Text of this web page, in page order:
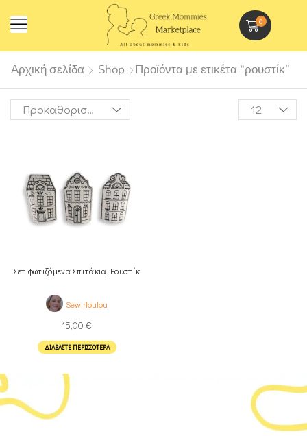
0
Αρχική σελίδα Shop Προϊόντα με ετικέτα “ρουστίκ”
Σετ φωτιζόμενα Σπιτάκια, Ρουστίκ
Sew rloulou
15,00 €
ΔΙΑΒΆΣΤΕ ΠΕΡΙΣΣΌΤΕΡΑ